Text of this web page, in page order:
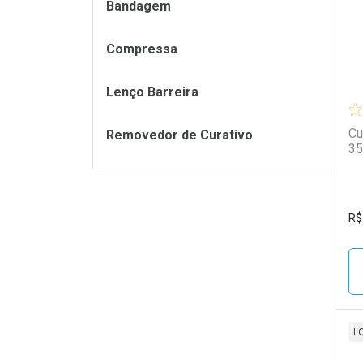
R$
Bandagem
Compressa
Lenço Barreira
Removedor de Curativo